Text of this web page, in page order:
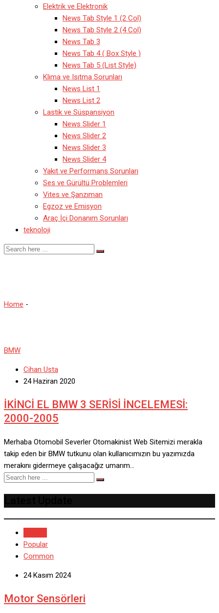
Elektrik ve Elektronik
News Tab Style 1 (2 Col)
News Tab Style 2 (4 Col)
News Tab 3
News Tab 4 ( Box Style )
News Tab 5 (List Style)
Klima ve Isıtma Sorunları
News List 1
News List 2
Lastik ve Süspansiyon
News Slider 1
News Slider 2
News Slider 3
News Slider 4
Yakıt ve Performans Sorunları
Ses ve Gürültü Problemleri
Vites ve Şanzıman
Egzoz ve Emisyon
Araç İçi Donanım Sorunları
teknoloji
Home -
BMW
Cihan Usta
24 Haziran 2020
İKİNCİ EL BMW 3 SERİSİ İNCELEMESİ:
2000-2005
Merhaba Otomobil Severler Otomakinist Web Sitemizi merakla
takip eden bir BMW tutkunu olan kullanıcımızın bu yazımızda
merakını gidermeye çalışacağız umarım…
Popular
Common
24 Kasım 2024
Motor Sensörleri